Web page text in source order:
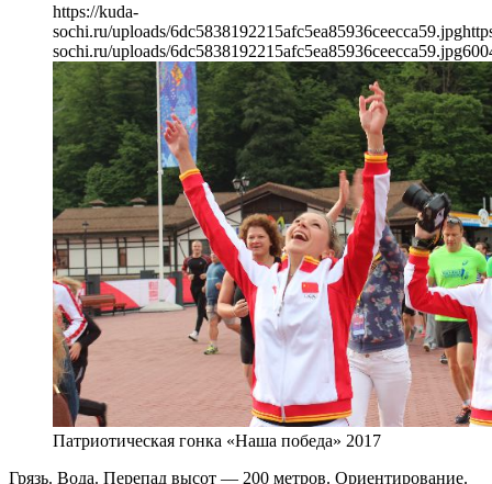
https://kuda-
sochi.ru/uploads/6dc5838192215afc5ea85936ceecca59.jpg
sochi.ru/uploads/6dc5838192215afc5ea85936ceecca59.jpg600
Патриотическая гонка «Наша победа» 2017
Грязь. Вода. Перепад высот — 200 метров. Ориентирование.